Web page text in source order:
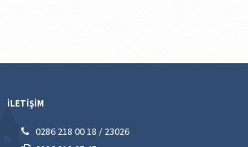
İLETİŞİM
0286 218 00 18 / 23026